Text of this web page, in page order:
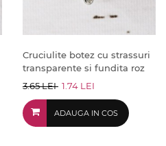
Cruciulite botez cu strassuri
transparente si fundita roz
3.65 LEI 1.74 LEI
ADAUGA IN COS